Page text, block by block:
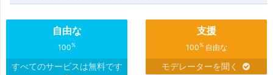
自由な
100%
すべてのサービスは無料です
支援
100%自由な
モデレーターを聞く